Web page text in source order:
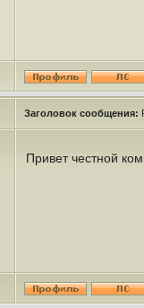
Заголовок сообщения:
Привет честной